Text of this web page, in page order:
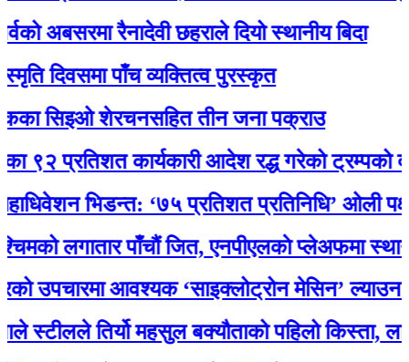
अबसरमा रैनादेवी छहराले दियो स्थानीय बिदा
पाँच व्यक्तित्व पुरस्कृत
शेरचनसहित तीन जना पक्राउ
प्रतिशत कार्यकारी आदेश रद्ध गरेको ट्रम्पको दाबी
भिडन्त: ‘७५ प्रतिशत प्रतिनिधि’ ओली
लगातार पाँचौं जित, एनपीएलकाे प्लेअफमा स्थान
आवश्यक ‘साइक्लोट्रोन मेसिन’ ल्याउन
तिर्यो महसुल बक्यौताको पहिलो किस्ता, लाइन